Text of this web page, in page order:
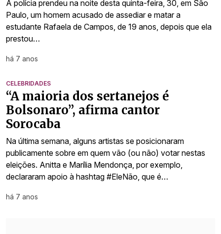
A polícia prendeu na noite desta quinta-feira, 30, em São
Paulo, um homem acusado de assediar e matar a
estudante Rafaela de Campos, de 19 anos, depois que ela
prestou…
há 7 anos
CELEBRIDADES
“A maioria dos sertanejos é
Bolsonaro”, afirma cantor
Sorocaba
Na última semana, alguns artistas se posicionaram
publicamente sobre em quem vão (ou não) votar nestas
eleições. Anitta e Marília Mendonça, por exemplo,
declararam apoio à hashtag #EleNão, que é…
há 7 anos